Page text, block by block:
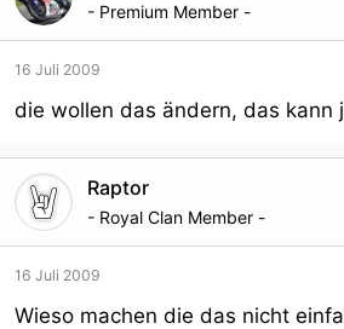
- Premium Member -
16 Juli 2009
die wollen das ändern, das kann
Raptor
- Royal Clan Member -
16 Juli 2009
Wieso machen die das nicht